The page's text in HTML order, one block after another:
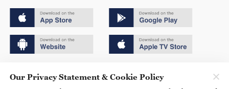
京ICP备20000184号
Our Privacy Statement & Cookie Policy